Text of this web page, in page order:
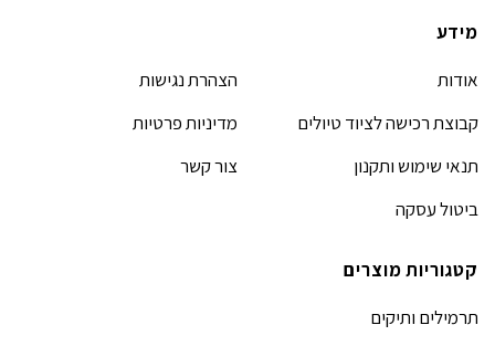
מידע
אודות
קבוצת רכישה לציוד טיולים
תנאי שימוש ותקנון
ביטול עסקה
הצהרת נגישות
מדיניות פרטיות
צור קשר
קטגוריות מוצרים
תרמילים ותיקים